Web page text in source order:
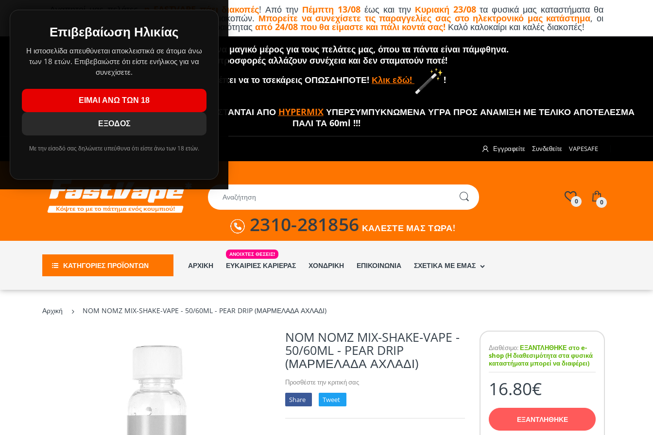
Επιβεβαίωση Ηλικίας
Η ιστοσελίδα απευθύνεται αποκλειστικά σε άτομα άνω
των 18 ετών. Επιβεβαιώστε ότι είστε ενήλικος για να
συνεχίσετε.
ΕΙΜΑΙ ΑΝΩ ΤΩΝ 18
ΕΞΟΔΟΣ
Με την είσοδό σας δηλώνετε υπεύθυνα ότι είστε άνω των 18 ετών.
Αγαπητοί μας πελάτες,η FASTVAPE πάει διακοπές! Από την Πέμπτη 13/08 έως και την Κυριακή 23/08τα φυσικά μας καταστήματα θα
παραμείνουν κλειστά λόγω καλοκαιρινών διακοπών.Μπορείτε να συνεχίσετε τις παραγγελίες σας στο ηλεκτρονικό μας κατάστημα, οι
οποίες θα εκτελεστούν με σειρά προτεραιότητας από 24/08 που θα είμαστε και πάλι κοντά σας! Καλό καλοκαίρι και καλές διακοπές!
Δημιουργήσαμε ένα μαγικό μέρος για τους πελάτες μας, όπου τα πάντα είναι πάμφθηνα.
Οι προσφορές αλλάζουν συνέχεια και δεν σταματούν ποτέ!
Πρέπει να το τσεκάρεις ΟΠΩΣΔΗΠΟΤΕ! Κλικ εδώ! !
!!! ΤΑ MIX SHAKE AND VAPE 30/60ml ΑΝΤΙΚΑΘΙΣΤΑΝΤΑΙ ΑΠΟ HYPERMIXΥΠΕΡΣΥΜΠΥΚΝΩΜΕΝΑ ΥΓΡΑ ΠΡΟΣ ΑΝΑΜΙΞΗ ΜΕ ΤΕΛΙΚΟ ΑΠΟΤΕΛΕΣΜΑ
ΠΑΛΙ ΤΑ 60ml !!!
Εγγραφείτε Συνδεθείτε VAPESAFE
2310-281856 ΚΑΛΕΣΤΕ ΜΑΣ ΤΩΡΑ!
0 0
ΚΑΤΗΓΟΡΙΕΣ ΠΡΟΪΟΝΤΩΝ ΑΡΧΙΚΗ ΕΥΚΑΙΡΙΕΣ ΚΑΡΙΕΡΑΣ ΧΟΝΔΡΙΚΗ ΕΠΙΚΟΙΝΩΝΙΑ ΣΧΕΤΙΚΑ ΜΕ ΕΜΑΣ
Αρχική NOM NOMZ MIX-SHAKE-VAPE - 50/60ML - PEAR DRIP (ΜΑΡΜΕΛΑΔΑ ΑΧΛΑΔΙ)
NOM NOMZ MIX-SHAKE-VAPE -
50/60ML - PEAR DRIP
(ΜΑΡΜΕΛΑΔΑ ΑΧΛΑΔΙ)
Προσθέστε την κριτική σας
Share
Tweet
Διαθέσιμο:ΕΞΑΝΤΛΗΘΗΚΕ στο e-
shop (Η διαθεσιμότητα στα φυσικά
καταστήματα μπορεί να διαφέρει)
16.80€
ΕΞΑΝΤΛΗΘΗΚΕ